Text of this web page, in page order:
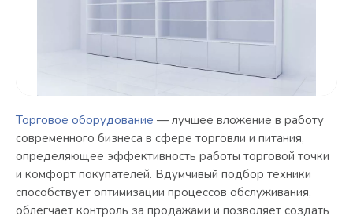
Торговое оборудование — лучшее вложение в работу
современного бизнеса в сфере торговли и питания,
определяющее эффективность работы торговой точки
и комфорт покупателей. Вдумчивый подбор техники
способствует оптимизации процессов обслуживания,
облегчает контроль за продажами и позволяет создать